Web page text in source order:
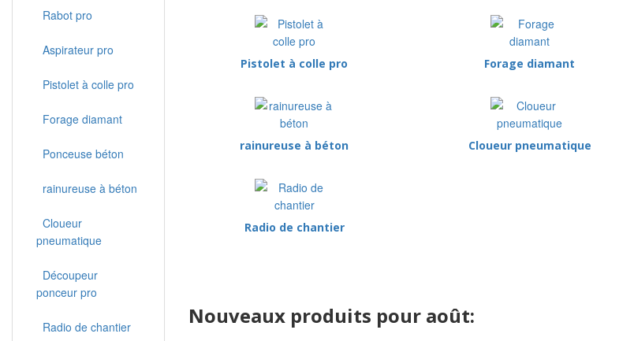
Pistolet à colle pro Forage diamant
rainureuse à béton Cloueur pneumatique
Radio de chantier
Nouveaux produits pour août:
Rabot pro
Aspirateur pro
Pistolet à colle pro
Forage diamant
Ponceuse béton
rainureuse à béton
Cloueur
pneumatique
Découpeur
ponceur pro
Radio de chantier